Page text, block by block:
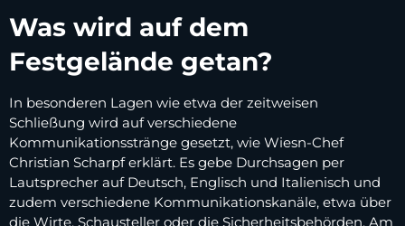
Was wird auf dem
Festgelände getan?
In besonderen Lagen wie etwa der zeitweisen
Schließung wird auf verschiedene
Kommunikationsstränge gesetzt, wie Wiesn-Chef
Christian Scharpf erklärt. Es gebe Durchsagen per
Lautsprecher auf Deutsch, Englisch und Italienisch und
zudem verschiedene Kommunikationskanäle, etwa über
die Wirte, Schausteller oder die Sicherheitsbehörden. Am